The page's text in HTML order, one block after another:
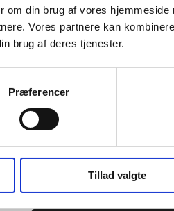
om din brug af vores
Vores partnere kan
brug af deres tjenester.
Præferencer
Tillad valgte